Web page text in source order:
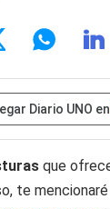
Diario UNO en
que
te